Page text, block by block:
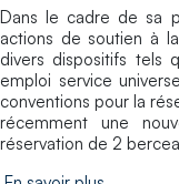
Dans le cadre de sa
actions de soutien à
divers dispositifs tels
emploi service
conventions pour la
récemment une
réservation de 2